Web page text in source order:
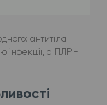
антитіла
інфекції, а ПЛР -